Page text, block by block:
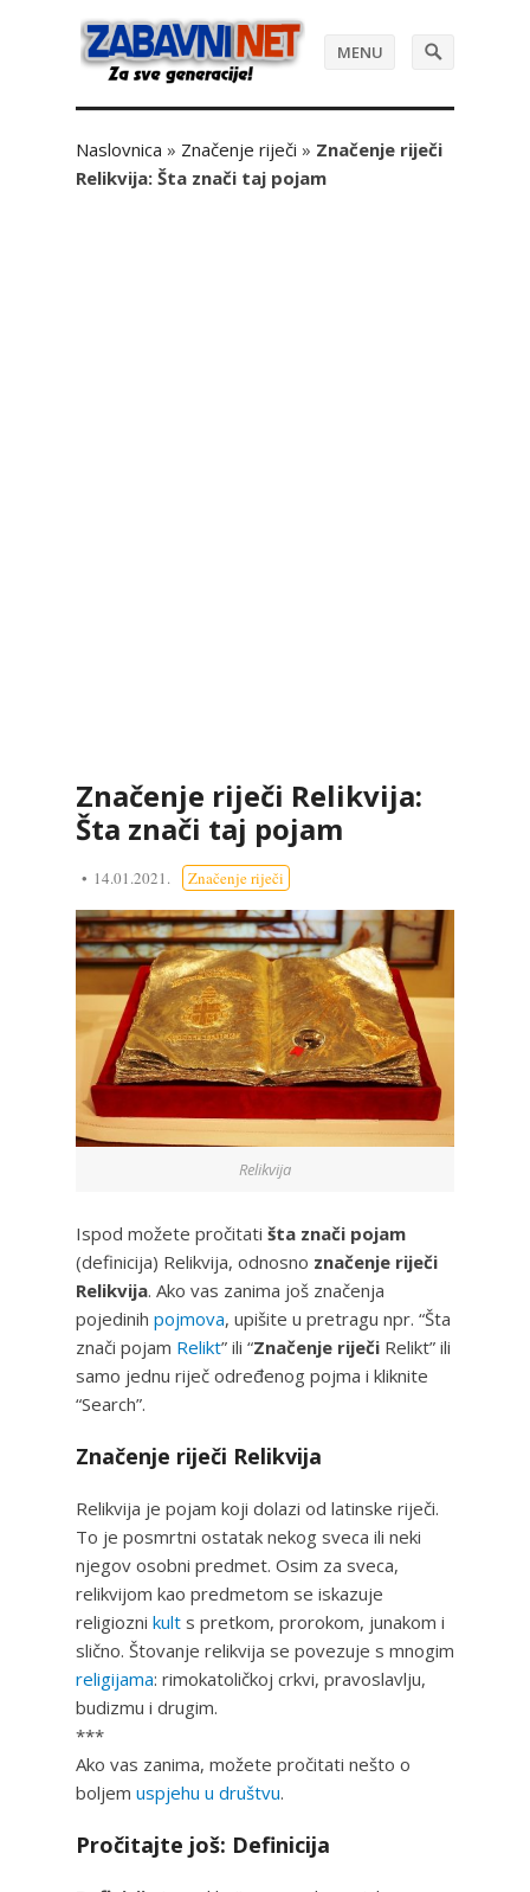
MENU
Naslovnica » Značenje riječi » Značenje riječi
Relikvija: Šta znači taj pojam
Značenje riječi Relikvija:
Šta znači taj pojam
14.01.2021. Značenje riječi
Relikvija
Ispod možete pročitati šta znači pojam
(definicija) Relikvija, odnosno značenje riječi
Relikvija. Ako vas zanima još značenja
pojedinih pojmova, upišite u pretragu npr. “Šta
znači pojam Relikt” ili “Značenje riječi Relikt” ili
samo jednu riječ određenog pojma i kliknite
“Search”.
Značenje riječi Relikvija
Relikvija je pojam koji dolazi od latinske riječi.
To je posmrtni ostatak nekog sveca ili neki
njegov osobni predmet. Osim za sveca,
relikvijom kao predmetom se iskazuje
religiozni kult s pretkom, prorokom, junakom i
slično. Štovanje relikvija se povezuje s mnogim
religijama: rimokatoličkoj crkvi, pravoslavlju,
budizmu i drugim.
***
Ako vas zanima, možete pročitati nešto o
boljem uspjehu u društvu.
Pročitajte još: Definicija